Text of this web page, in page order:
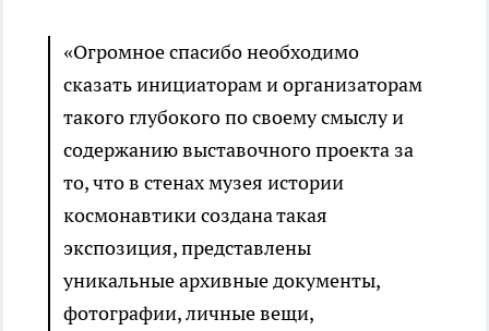
«Огромное спасибо необходимо
сказать инициаторам и организаторам
такого глубокого по своему смыслу и
содержанию выставочного проекта за
то, что в стенах музея истории
космонавтики создана такая
экспозиция, представлены
уникальные архивные документы,
фотографии, личные вещи,